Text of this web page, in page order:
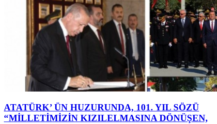
ATATÜRK’ ÜN HUZURUNDA, 101. YIL SÖZÜ
“MİLLETİMİZİN KIZILELMASINA DÖNÜŞEN,